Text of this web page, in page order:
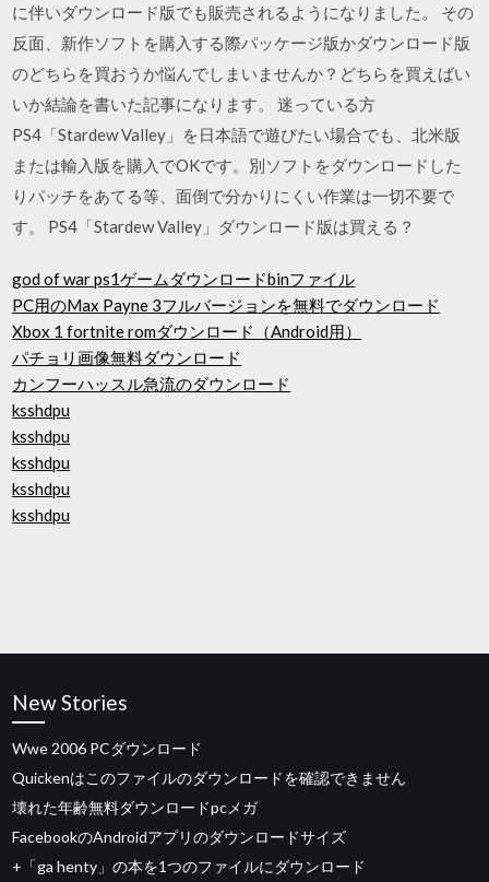
に伴いダウンロード版でも販売されるようになりました。 その
反面、新作ソフトを購入する際パッケージ版かダウンロード版
のどちらを買おうか悩んでしまいませんか？どちらを買えばい
いか結論を書いた記事になります。 迷っている方
PS4「Stardew Valley」を日本語で遊びたい場合でも、北米版
または輸入版を購入でOKです。別ソフトをダウンロードした
りパッチをあてる等、面倒で分かりにくい作業は一切不要で
す。 PS4「Stardew Valley」ダウンロード版は買える？
god of war ps1ゲームダウンロードbinファイル
PC用のMax Payne 3フルバージョンを無料でダウンロード
Xbox 1 fortnite romダウンロード（Android用）
パチョリ画像無料ダウンロード
カンフーハッスル急流のダウンロード
ksshdpu
ksshdpu
ksshdpu
ksshdpu
ksshdpu
New Stories
Wwe 2006 PCダウンロード
Quickenはこのファイルのダウンロードを確認できません
壊れた年齢無料ダウンロードpcメガ
FacebookのAndroidアプリのダウンロードサイズ
+「ga henty」の本を1つのファイルにダウンロード